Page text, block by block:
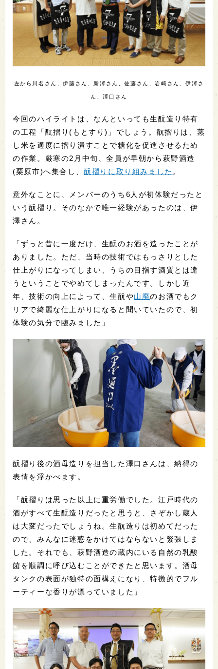
左から川名さん、伊藤さん、新澤さん、佐藤さん、岩崎さん、伊澤さ
ん、澤口さん
今回のハイライトは、なんといっても生酛造り特有
の工程「酛摺り(もとすり)」でしょう。酛摺りは、蒸
し米を適度に摺り潰すことで糖化を促進させるため
の作業。厳寒の2月中旬、全員が早朝から萩野酒造
(栗原市)へ集合し、酛摺りに取り組みました 。
意外なことに、メンバーのうち6人が初体験だったと
いう酛摺り。そのなかで唯一経験があったのは、伊
澤さん。
「ずっと昔に一度だけ、生酛のお酒を造ったことが
ありました。ただ、当時の技術ではもっさりとした
仕上がりになってしまい、うちの目指す酒質とは違
うということでやめてしまったんです。しかし近
年、技術の向上によって、生酛や山廃のお酒でもク
リアで綺麗な仕上がりになると聞いていたので、初
体験の気分で臨みました」
酛摺り後の酒母造りを担当した澤口さんは、納得の
表情を浮かべます。
「酛摺りは思った以上に重労働でした。江戸時代の
酒がすべて生酛造りだったと思うと、さぞかし蔵人
は大変だったでしょうね。生酛造りは初めてだった
ので、みんなに迷惑をかけてはならないと緊張しま
した。それでも、萩野酒造の蔵内にいる自然の乳酸
菌を順調に呼び込むことができたと思います。酒母
タンクの表面が独特の面構えになり、特徴的でフル
ーティーな香りが漂っていました」